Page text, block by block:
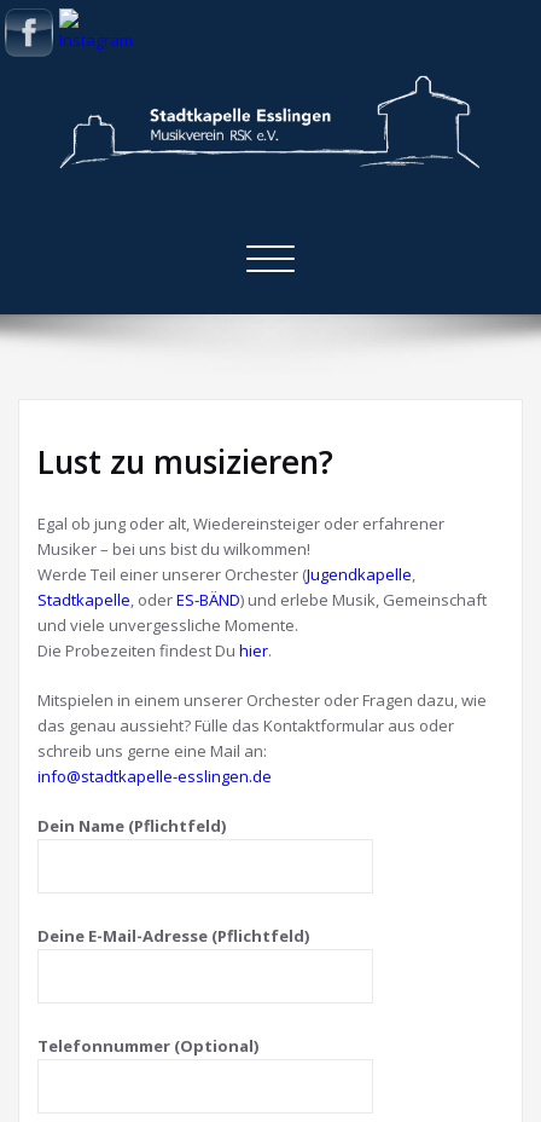
Skip
to
content
Toggle
Lust zu musizieren?
Egal ob jung oder alt, Wiedereinsteiger oder erfahrener
Musiker – bei uns bist du wilkommen!
Werde Teil einer unserer Orchester (Jugendkapelle,
Stadtkapelle, oderES-BÄND) und erlebe Musik, Gemeinschaft
und viele unvergessliche Momente.
Die Probezeiten findest Du hier.
Mitspielen in einem unserer Orchester oder Fragen dazu, wie
das genau aussieht? Fülle das Kontaktformular aus oder
schreib uns gerne eine Mail an:
info@stadtkapelle-esslingen.de
Dein Name (Pflichtfeld)
Deine E-Mail-Adresse (Pflichtfeld)
Telefonnummer (Optional)